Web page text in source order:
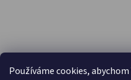
Používáme cookies,
PŘIJÍMÁME